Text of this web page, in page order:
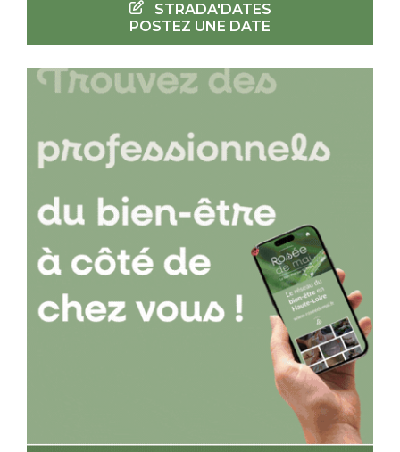
STRADA'DATES
POSTEZ UNE DATE